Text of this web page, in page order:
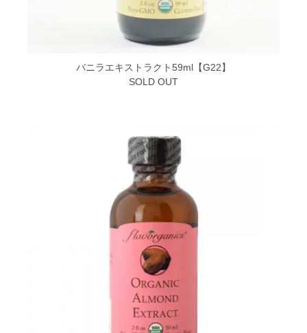
バニラエキストラクト59ml【G22】
SOLD OUT